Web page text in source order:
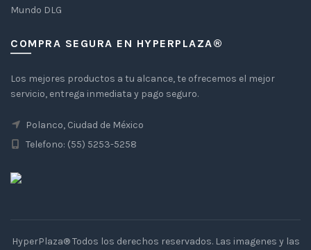
Mundo DLG
COMPRA SEGURA EN HYPERPLAZA®
Los mejores productos a tu alcance, te ofrecemos el mejor
servicio, entrega inmediata y pago seguro.
Polanco, Ciudad de México
Telefono: (55) 5253-5258
HyperPlaza® Todos los derechos reservados. Las imagenes y las